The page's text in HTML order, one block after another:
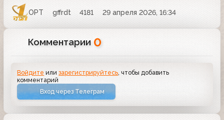
ОРТ gffrdt 4181 29 апреля 2026, 16:34
Комментарии 0
Войдите илизарегистрируйтесь, чтобы добавить
комментарий
Вход через Телеграм